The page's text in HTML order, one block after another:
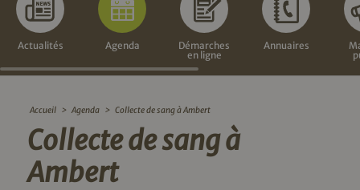
Actualités Agenda
Démarches
en ligne
Annuaires
Accueil > Agenda > Collecte de sang à Ambert
Collecte de sang à
Ambert